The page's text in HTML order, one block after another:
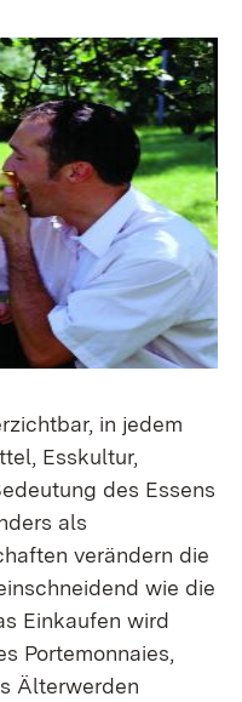
in jedem
Esskultur,
des Essens
als
verändern die
wie die
Einkaufen wird
Portemonnaies,
Älterwerden